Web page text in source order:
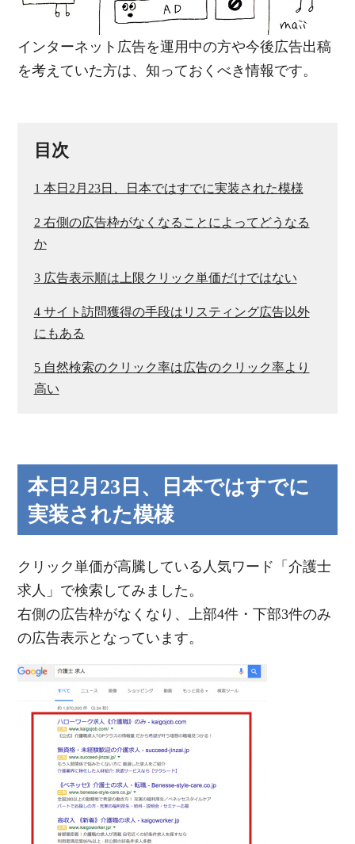
インターネット広告を運用中の方や今後広告出稿
を考えていた方は、知っておくべき情報です。
目次
1 本日2月23日、日本ではすでに実装された模様
2右側の広告枠がなくなることによってどうなる
か
3広告表示順は上限クリック単価だけではない
4サイト訪問獲得の手段はリスティング広告以外
にもある
5自然検索のクリック率は広告のクリック率より
高い
本日2月23日、日本ではすでに
実装された模様
クリック単価が高騰している人気ワード「介護士
求人」で検索してみました。
右側の広告枠がなくなり、上部4件・下部3件のみ
の広告表示となっています。